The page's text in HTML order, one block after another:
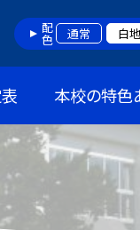
配色 通常 白地
本校の特色